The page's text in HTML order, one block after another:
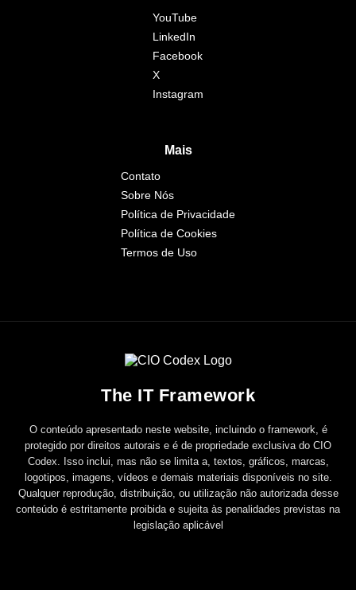
YouTube
LinkedIn
Facebook
X
Instagram
Mais
Contato
Sobre Nós
Política de Privacidade
Política de Cookies
Termos de Uso
The IT Framework
O conteúdo apresentado neste website, incluindo o framework, é
protegido por direitos autorais e é de propriedade exclusiva do CIO
Codex. Isso inclui, mas não se limita a, textos, gráficos, marcas,
logotipos, imagens, vídeos e demais materiais disponíveis no site.
Qualquer reprodução, distribuição, ou utilização não autorizada desse
conteúdo é estritamente proibida e sujeita às penalidades previstas na
legislação aplicável